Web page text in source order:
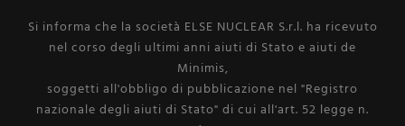
Si informa che la società ELSE NUCLEAR S.r.l. ha ricevuto
nel corso degli ultimi anni aiuti di Stato e aiuti de
Minimis,
soggetti all'obbligo di pubblicazione nel "Registro
nazionale degli aiuti di Stato" di cui all'art. 52 legge n.